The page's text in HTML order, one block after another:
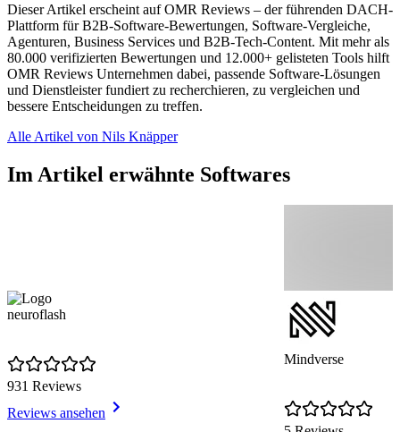
Dieser Artikel erscheint auf OMR Reviews – der führenden DACH-
Plattform für B2B-Software-Bewertungen, Software-Vergleiche,
Agenturen, Business Services und B2B-Tech-Content. Mit mehr als
80.000 verifizierten Bewertungen und 12.000+ gelisteten Tools hilft
OMR Reviews Unternehmen dabei, passende Software-Lösungen
und Dienstleister fundiert zu recherchieren, zu vergleichen und
bessere Entscheidungen zu treffen.
Alle Artikel von Nils Knäpper
Im Artikel erwähnte Softwares
neuroflash
931 Reviews
Reviews ansehen
Mindverse